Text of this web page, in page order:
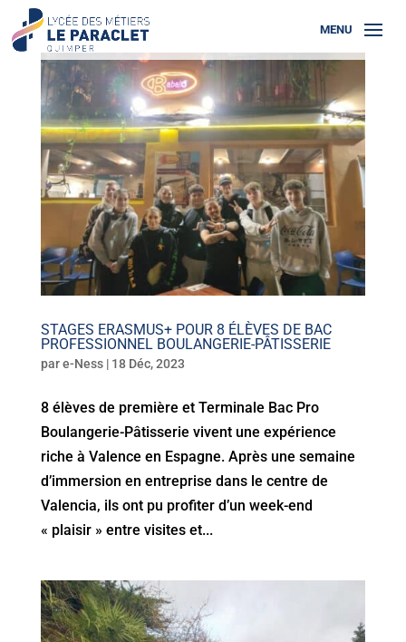
STAGES ERASMUS+ POUR 8 ÉLÈVES DE BAC
PROFESSIONNEL BOULANGERIE-PÂTISSERIE
pare-Ness| 18 Déc, 2023
8 élèves de première et Terminale Bac Pro
Boulangerie-Pâtisserie vivent une expérience
riche à Valence en Espagne. Après une semaine
d’immersion en entreprise dans le centre de
Valencia, ils ont pu profiter d’un week-end
« plaisir » entre visites et...